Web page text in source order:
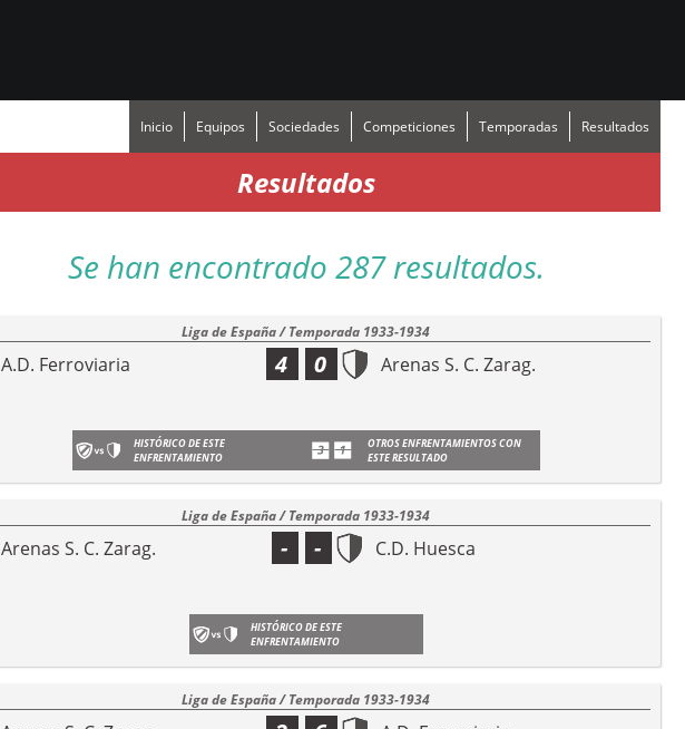
Inicio Equipos Sociedades Competiciones Temporadas Resultados
Resultados
Se han encontrado 287 resultados.
Liga de España / Temporada 1933-1934
A.D. Ferroviaria 4 Arenas S. C. Zarag.
0
HISTÓRICO DE ESTE
ENFRENTAMIENTO
OTROS ENFRENTAMIENTOS CON
ESTE RESULTADO
Liga de España / Temporada 1933-1934
Arenas S. C. Zarag. - C.D. Huesca
-
HISTÓRICO DE ESTE
ENFRENTAMIENTO
Liga de España / Temporada 1933-1934